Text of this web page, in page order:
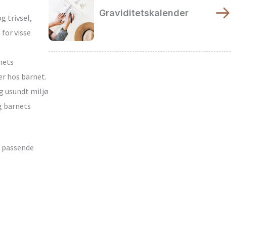
trivsel,
visse
hos barnet.
usundt miljø
barnets
Graviditetskalender